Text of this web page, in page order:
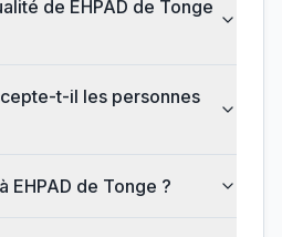
de EHPAD de Tonge
t-il les personnes
EHPAD de Tonge ?